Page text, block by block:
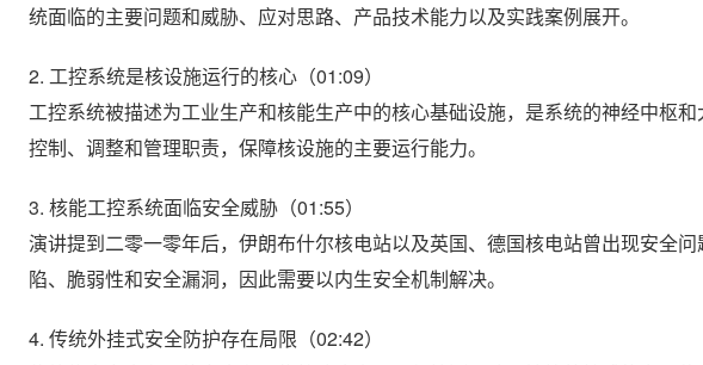
统面临的主要问题和威胁、应对思路、产品技术能力以及实践案例展开。
2. 工控系统是核设施运行的核心（01:09）
工控系统被描述为工业生产和核能生产中的核心基础设施，是系统的神经中枢
控制、调整和管理职责，保障核设施的主要运行能力。
3. 核能工控系统面临安全威胁（01:55）
演讲提到二零一零年后，伊朗布什尔核电站以及英国、德国核电站曾出现安全
陷、脆弱性和安全漏洞，因此需要以内生安全机制解决。
4. 传统外挂式安全防护存在局限（02:42）